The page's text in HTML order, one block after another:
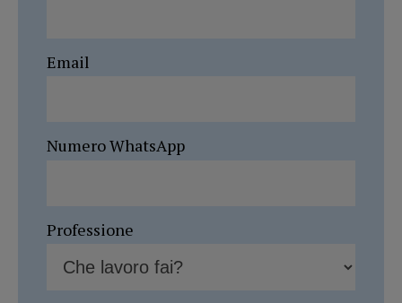
Email
Numero WhatsApp
Professione